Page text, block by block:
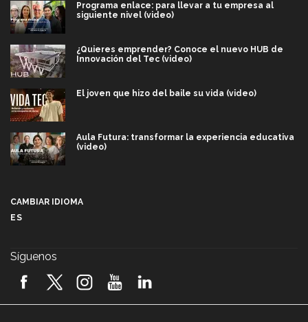
Programa enlace: para llevar a tu empresa al
siguiente nivel (video)
¿Quieres emprender? Conoce el nuevo HUB de
Innovación del Tec (video)
El joven que hizo del baile su vida (video)
Aula Futura: transformar la experiencia educativa
(video)
2026! (video)
CAMBIAR IDIOMA
ES
Síguenos